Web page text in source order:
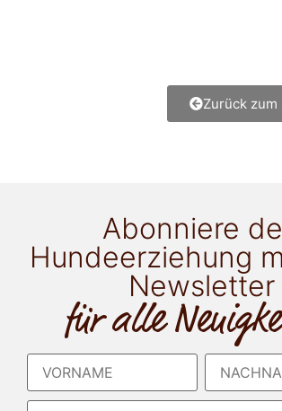
Zurück
Abonniere
Hundeerziehung
Newsletter
für alle